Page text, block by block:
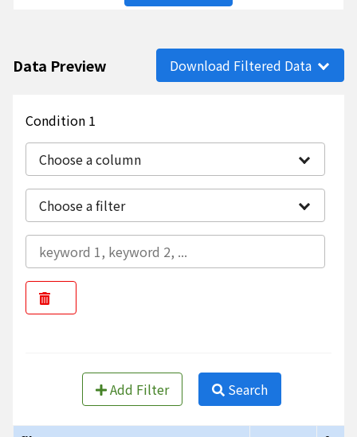
Data Preview Download Filtered Data
Condition 1
Choose a column
Choose a filter
Add Filter Search